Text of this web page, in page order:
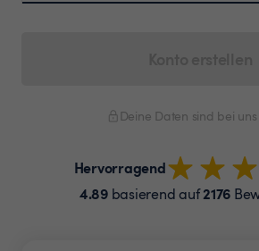
Deine Daten sind bei uns
Hervorragend
4.89basierend auf2176